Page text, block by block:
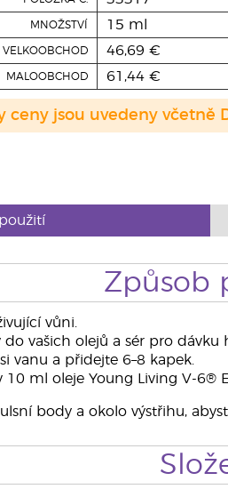
MNOŽSTVÍ 15 ml
VELKOOBCHOD 46,69 €
MALOOBCHOD 61,44 €
ceny jsou uvedeny včetně
Způsob
vůni.
vašich olejů a sér pro dávku
vanu a přidejte 6–8 kapek.
10 ml oleje Young Living V-
body a okolo výstřihu,